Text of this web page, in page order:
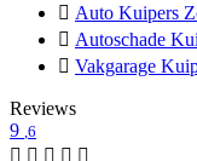
Auto Kuipers
Autoschade
Vakgarage
Reviews
9 ,6